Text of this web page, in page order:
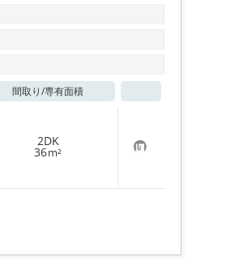
間取り/専有面積
2DK
36m² お
気
に
入